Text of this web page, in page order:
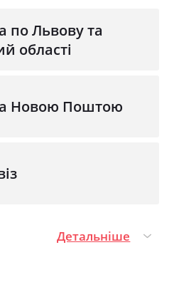
по Львову та
області
Новою Поштою
Детальніше